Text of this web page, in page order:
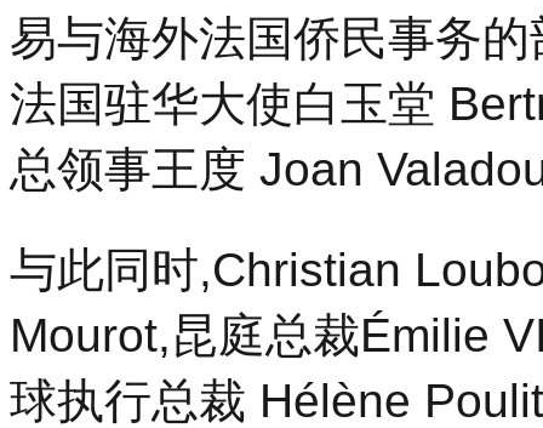
精
品
行
业
合
会
海
联
举
办
易与海外法国侨民事务
法国驻华大使白玉堂
总领事王度 Joan
与此同时,Christian
Mourot,昆庭总裁Émilie
球执行总裁 Hélène